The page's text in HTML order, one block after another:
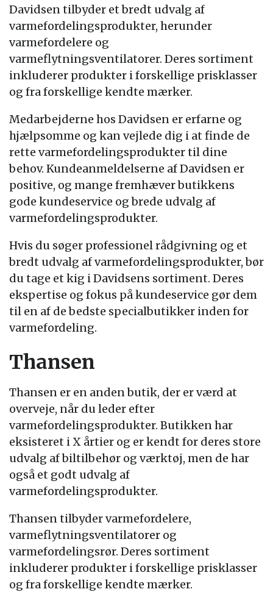
Davidsen tilbyder et bredt udvalg af
varmefordelingsprodukter, herunder
varmefordelere og
varmeflytningsventilatorer. Deres sortiment
inkluderer produkter i forskellige prisklasser
og fra forskellige kendte mærker.
Medarbejderne hos Davidsen er erfarne og
hjælpsomme og kan vejlede dig i at finde de
rette varmefordelingsprodukter til dine
behov. Kundeanmeldelserne af Davidsen er
positive, og mange fremhæver butikkens
gode kundeservice og brede udvalg af
varmefordelingsprodukter.
Hvis du søger professionel rådgivning og et
bredt udvalg af varmefordelingsprodukter, bør
du tage et kig i Davidsens sortiment. Deres
ekspertise og fokus på kundeservice gør dem
til en af de bedste specialbutikker inden for
varmefordeling.
Thansen
Thansen er en anden butik, der er værd at
overveje, når du leder efter
varmefordelingsprodukter. Butikken har
eksisteret i X årtier og er kendt for deres store
udvalg af biltilbehør og værktøj, men de har
også et godt udvalg af
varmefordelingsprodukter.
Thansen tilbyder varmefordelere,
varmeflytningsventilatorer og
varmefordelingsrør. Deres sortiment
inkluderer produkter i forskellige prisklasser
og fra forskellige kendte mærker.